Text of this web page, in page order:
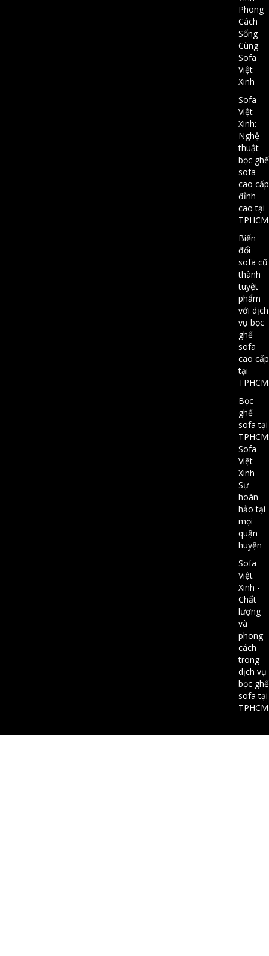
Phong
Cách
Sống
Cùng
Sofa
Việt
Xinh
Sofa
Việt
Xinh:
Nghệ
thuật
bọc ghế
sofa
cao cấp
đỉnh
cao tại
TPHCM
Biến
đổi
sofa cũ
thành
tuyệt
phẩm
với dịch
vụ bọc
ghế
sofa
cao cấp
tại
TPHCM
Bọc
ghế
sofa tại
Sofa
Việt
Xinh -
Sự
hoàn
hảo tại
mọi
quận
huyện
Sofa
Việt
Xinh -
Chất
lượng
và
phong
cách
trong
dịch vụ
bọc ghế
sofa tại
TPHCM